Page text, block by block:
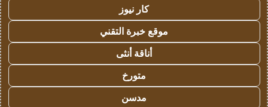
كار نيوز
موقع خبرة التقني
أناقة أنثى
متورخ
مدسن